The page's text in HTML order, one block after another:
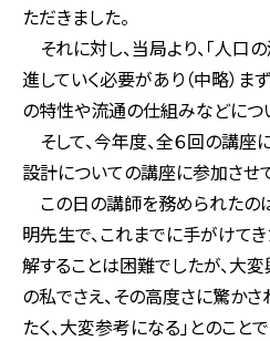
ただきました。
それに対し、当局より、「人
進していく必要があり（中略）
の特性や流通の仕組みなどにつ
そして、今年度、全６回の講
設計についての講座に参加させ
この日の講師を務められたの
明先生で、これまでに手がけて
解することは困難でしたが、大
の私でさえ、その高度さに驚か
たく、大変参考になる」とのこ